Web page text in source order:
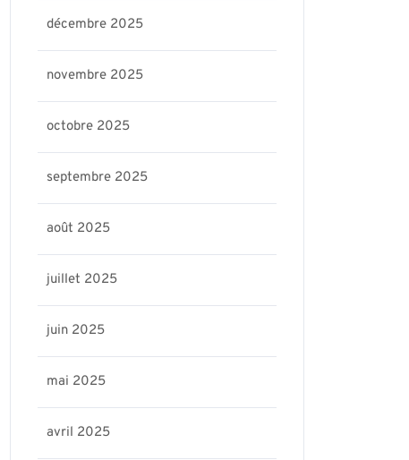
décembre 2025
novembre 2025
octobre 2025
septembre 2025
août 2025
juillet 2025
juin 2025
mai 2025
avril 2025